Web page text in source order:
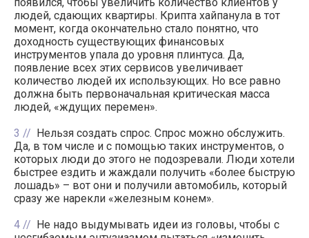
людей, сдающих квартиры. Крипта хайпанула в тот
момент, когда окончательно стало понятно, что
доходность существующих финансовых
инструментов упала до уровня плинтуса. Да,
появление всех этих сервисов увеличивает
количество людей их использующих. Но все равно
должна быть первоначальная критическая масса
людей, «ждущих перемен».
3
Нельзя создать спрос. Спрос можно обслужить.
Да, в том числе и с помощью таких инструментов, о
которых люди до этого не подозревали. Люди хотели
быстрее ездить и жаждали получить «более быструю
лошадь» – вот они и получили автомобиль, который
сразу же нарекли «железным конем».
4
Не надо выдумывать идеи из головы, чтобы с